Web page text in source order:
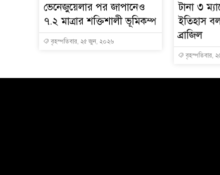
ভেনেজুয়েলার পর জাপানেও
৭.২ মাত্রার শক্তিশালী ভূমিকম্প
বৃহস্পতিবার, ২৫ জুন, ২০২৬
টানা ৩
ইতিহাস
ব্রাজিল
বৃহস্পতিবার,